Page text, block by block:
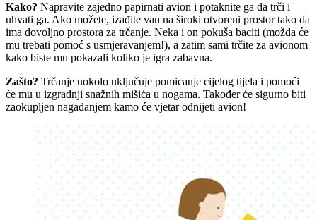
Kako? Napravite zajedno papirnati avion i potaknite ga da trči i
uhvati ga. Ako možete, izađite van na široki otvoreni prostor tako da
ima dovoljno prostora za trčanje. Neka i on pokuša baciti (možda će
mu trebati pomoć s usmjeravanjem!), a zatim sami trčite za avionom
kako biste mu pokazali koliko je igra zabavna.
Zašto? Trčanje uokolo uključuje pomicanje cijelog tijela i pomoći
će mu u izgradnji snažnih mišića u nogama. Također će sigurno biti
zaokupljen nagađanjem kamo će vjetar odnijeti avion!